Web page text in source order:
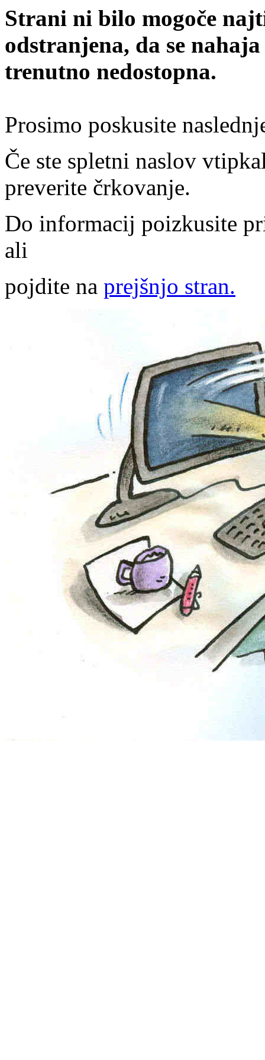
Strani ni bilo mogoče
odstranjena, da se
trenutno nedostopna.
Prosimo poskusite
Če ste spletni naslov
preverite črkovanje.
Do informacij poizkusite
ali
pojdite na prejšnjo stran.